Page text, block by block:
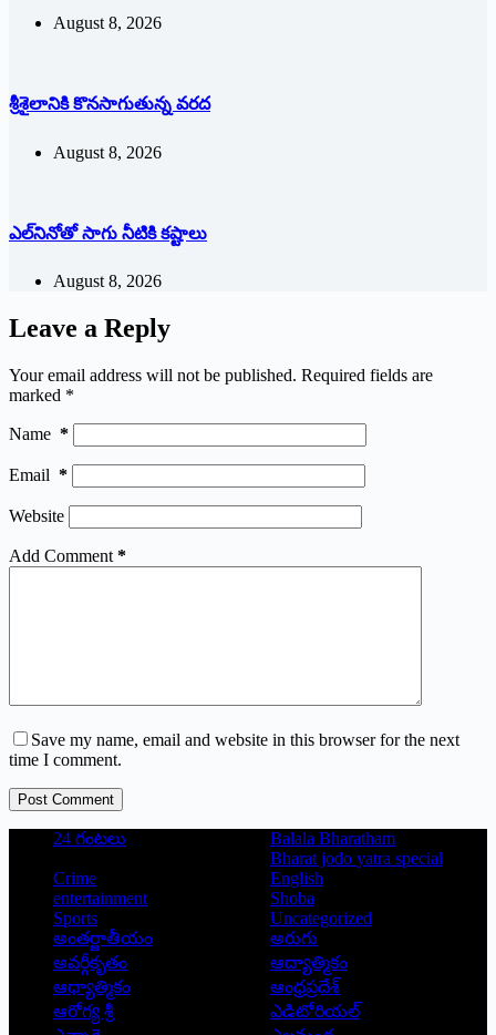
August 8, 2026
శ్రీశైలానికి కొనసాగుతున్న వరద
August 8, 2026
ఎల్‌నినోతో సాగు నీటికి కష్టాలు
August 8, 2026
Leave a Reply
Your email address will not be published. Required fields are
marked *
Name *
Email *
Website
Add Comment *
Save my name, email and website in this browser for the next
time I comment.
Post Comment
24 గంటలు
Balala Bharatham
Bharat jodo yatra special
Crime
English
entertainment
Shoba
Sports
Uncategorized
అంతర్జాతీయం
అరుగు
అవర్గీకృతం
ఆద్యాత్మికం
ఆధ్యాత్మికం
ఆంధ్రప్రదేశ్
ఆరోగ్య శ్రీ
ఎడిటోరియల్